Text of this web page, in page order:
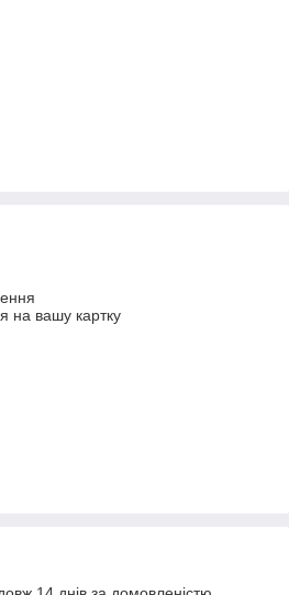
на вашу картку